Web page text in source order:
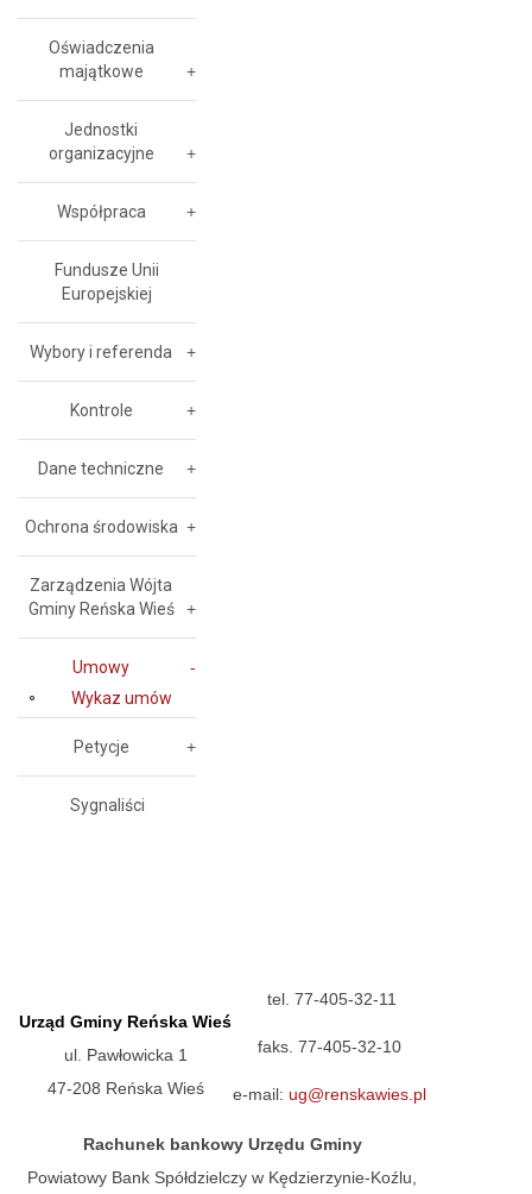
Oświadczenia
majątkowe
Jednostki
organizacyjne
Współpraca
Fundusze Unii
Europejskiej
Wybory i referenda
Kontrole
Dane techniczne
Ochrona środowiska
Zarządzenia Wójta
Gminy Reńska Wieś
Umowy
Wykaz umów
Petycje
Sygnaliści
Urząd Gminy Reńska Wieś
ul. Pawłowicka 1
47-208 Reńska Wieś
tel. 77-405-32-11
faks. 77-405-32-10
e-mail: ug@renskawies.pl
Rachunek bankowy Urzędu Gminy
Powiatowy Bank Spółdzielczy w Kędzierzynie-Koźlu,